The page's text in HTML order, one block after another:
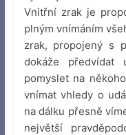
Vnitřní zrak je
plným vnímáním
zrak, propojený s
dokáže předvídat
pomyslet na
vnímat vhledy o
na dálku přesně
největší